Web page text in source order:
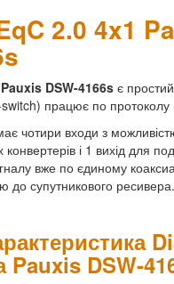
2.0 4x1
DSW-4166s є
працює по протоколу
чотири входи з
конвертерів і 1 вихід для
вже по єдиному
до супутникового ресивера.
Pauxis DSW-